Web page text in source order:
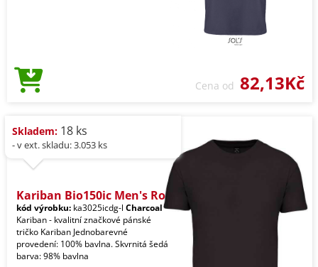
Cena od 82,13Kč
Skladem: 18 ks
- v ext. skladu: 3.053 ks
Kariban Bio150ic Men's Ro
kód výrobku: ka3025icdg-l Charcoal
Kariban - kvalitní značkové pánské
tričko Kariban Jednobarevné
provedení: 100% bavlna. Skvrnitá šedá
barva: 98% bavlna